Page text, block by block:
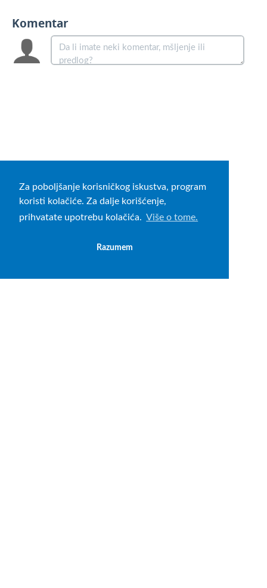
Za poboljšanje korisničkog iskustva, program
koristi kolačiće. Za dalje korišćenje,
prihvatate upotrebu kolačića. Više o tome.
Razumem
Komentar